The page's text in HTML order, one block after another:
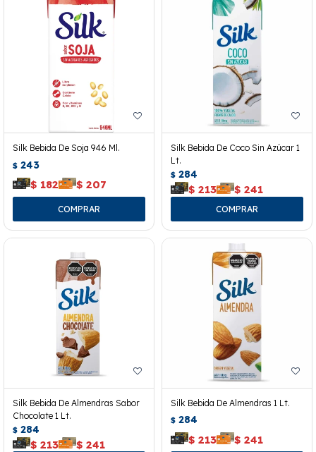
Silk Bebida De Soja 946 Ml.
$ 243
$ 182 $ 207
Silk Bebida De Coco Sin Azúcar 1
Lt.
$ 284
$ 213 $ 241
Silk Bebida De Almendras Sabor
Chocolate 1 Lt.
$ 284
$ 213 $ 241
Silk Bebida De Almendras 1 Lt.
$ 284
$ 213 $ 241